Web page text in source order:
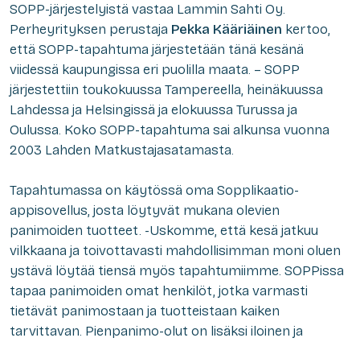
SOPP-järjestelyistä vastaa Lammin Sahti Oy.
Perheyrityksen perustaja Pekka Kääriäinen kertoo,
että SOPP-tapahtuma järjestetään tänä kesänä
viidessä kaupungissa eri puolilla maata. – SOPP
järjestettiin toukokuussa Tampereella, heinäkuussa
Lahdessa ja Helsingissä ja elokuussa Turussa ja
Oulussa. Koko SOPP-tapahtuma sai alkunsa vuonna
2003 Lahden Matkustajasatamasta.
Tapahtumassa on käytössä oma Sopplikaatio-
appisovellus, josta löytyvät mukana olevien
panimoiden tuotteet. -Uskomme, että kesä jatkuu
vilkkaana ja toivottavasti mahdollisimman moni oluen
ystävä löytää tiensä myös tapahtumiimme. SOPPissa
tapaa panimoiden omat henkilöt, jotka varmasti
tietävät panimostaan ja tuotteistaan kaiken
tarvittavan. Pienpanimo-olut on lisäksi iloinen ja